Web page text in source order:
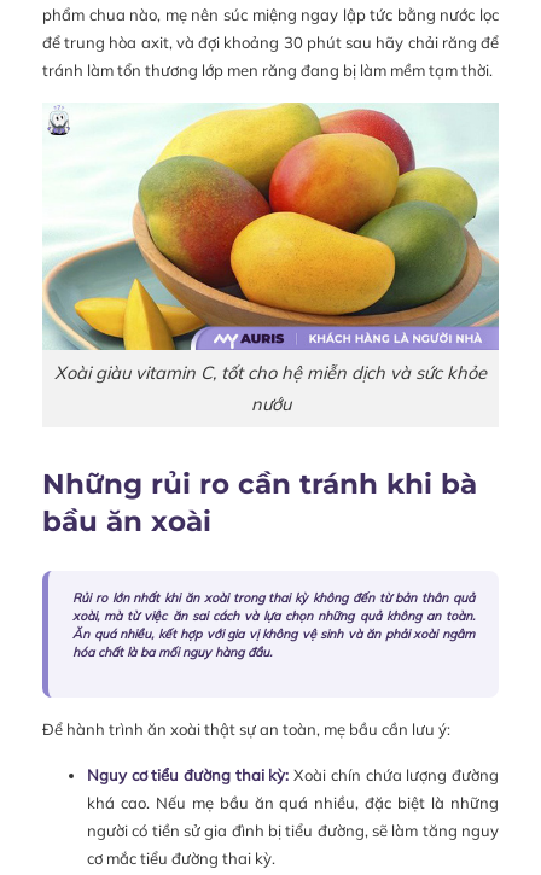
phẩm chua nào, mẹ nên súc miệng ngay lập tức bằng nước lọc
để trung hòa axit, và đợi khoảng 30 phút sau hãy chải răng để
tránh làm tổn thương lớp men răng đang bị làm mềm tạm thời.
Xoài giàu vitamin C, tốt cho hệ miễn dịch và sức khỏe
nướu
Những rủi ro cần tránh khi bà
bầu ăn xoài
Rủi ro lớn nhất khi ăn xoài trong thai kỳ không đến từ bản thân quả
xoài, mà từ việc ăn sai cách và lựa chọn những quả không an toàn.
Ăn quá nhiều, kết hợp với gia vị không vệ sinh và ăn phải xoài ngâm
hóa chất là ba mối nguy hàng đầu.
Để hành trình ăn xoài thật sự an toàn, mẹ bầu cần lưu ý:
Nguy cơ tiểu đường thai kỳ: Xoài chín chứa lượng đường
khá cao. Nếu mẹ bầu ăn quá nhiều, đặc biệt là những
người có tiền sử gia đình bị tiểu đường, sẽ làm tăng nguy
cơ mắc tiểu đường thai kỳ.